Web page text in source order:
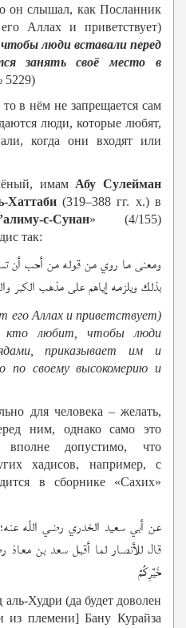
он слышал, как Посланник
Аллах и приветствует)
люди вставали перед
занять своё место в
5229)
то в нём не запрещается сам
люди, которые любят,
когда они входят или
имам Абу Сулейман
Хаттаби(319–388 гг. х.) в
с-Сунан» (4/155)
так:
ومعنى ما روي من قوله من أحب أن
بذلك ويلزمه إياهم على مذهب الكبر
его Аллах и приветствует)
любит, чтобы люди
приказывает им и
по своему высокомерию и
для человека – желать,
ним, однако само это
допустимо, что
хадисов, например, с
в сборнике «Сахих»
عن أبي سعيد الخدري رضي اللّه
قال للأنصار لما أقبل سعد بن
‏‏خَيْرِكُمْ‏‏
Худри (да будет доволен
племени] Бану Курайза